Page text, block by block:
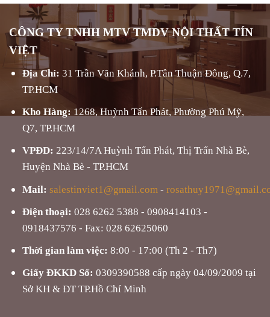
CÔNG TY TNHH MTV TMDV NỘI THẤT TÍN
VIỆT
Địa Chỉ: 31 Trần Văn Khánh, P.Tân Thuận Đông, Q.7,
TP.HCM
Kho Hàng: 1268, Huỳnh Tấn Phát, Phường Phú Mỹ,
Q7, TP.HCM
VPĐD: 223/14/7A Huỳnh Tấn Phát, Thị Trấn Nhà Bè,
Huyện Nhà Bè - TP.HCM
Mail: salestinviet1@gmail.com -
Điện thoại: 028 6262 5388 - 0908414103 -
0918437576 - Fax: 028 62625060
Thời gian làm việc: 8:00 - 17:00 (Th 2 - Th7)
Giấy ĐKKD Số: 0309390588 cấp ngày 04/09/2009 tại
Sở KH & ĐT TP.Hồ Chí Minh